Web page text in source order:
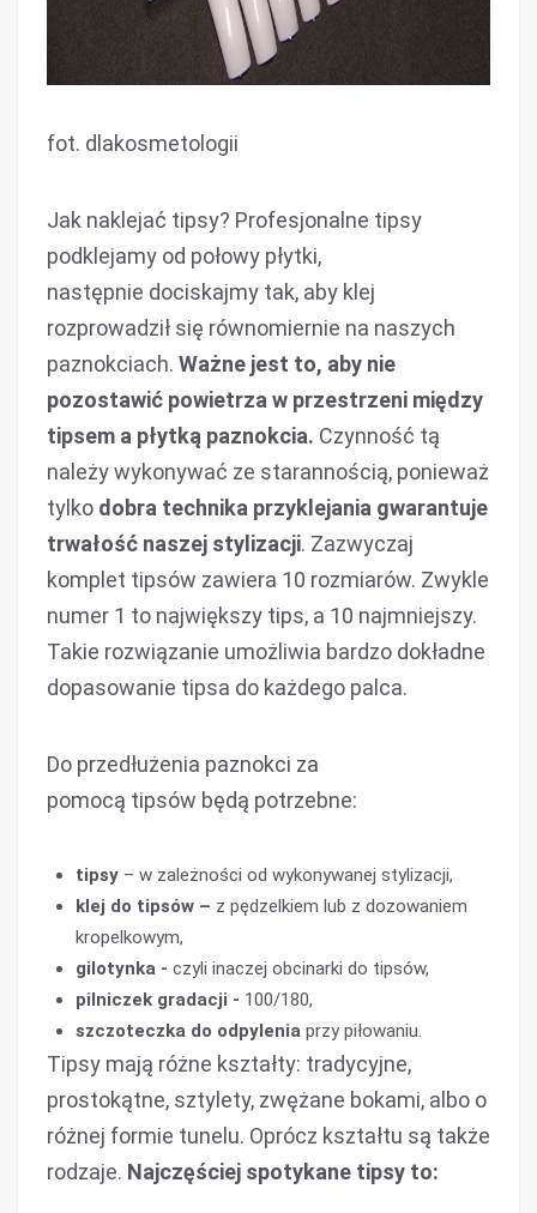
fot. dlakosmetologii
Jak naklejać tipsy? Profesjonalne tipsy
podklejamy od połowy płytki,
następnie dociskajmy tak, aby klej
rozprowadził się równomiernie na naszych
paznokciach. Ważne jest to, aby nie
pozostawić powietrza w przestrzeni między
tipsem a płytką paznokcia. Czynność tą
należy wykonywać ze starannością, ponieważ
tylko dobra technika przyklejania gwarantuje
trwałość naszej stylizacji. Zazwyczaj
komplet tipsów zawiera 10 rozmiarów. Zwykle
numer 1 to największy tips, a 10 najmniejszy.
Takie rozwiązanie umożliwia bardzo dokładne
dopasowanie tipsa do każdego palca.
Do przedłużenia paznokci za
pomocą tipsów będą potrzebne:
tipsy – w zależności od wykonywanej stylizacji,
klej do tipsów – z pędzelkiem lub z dozowaniem
kropelkowym,
gilotynka - czyli inaczej obcinarki do tipsów,
pilniczek gradacji - 100/180,
szczoteczka do odpylenia przy piłowaniu.
Tipsy mają różne kształty: tradycyjne,
prostokątne, sztylety, zwężane bokami, albo o
różnej formie tunelu. Oprócz kształtu są także
rodzaje. Najczęściej spotykane tipsy to: